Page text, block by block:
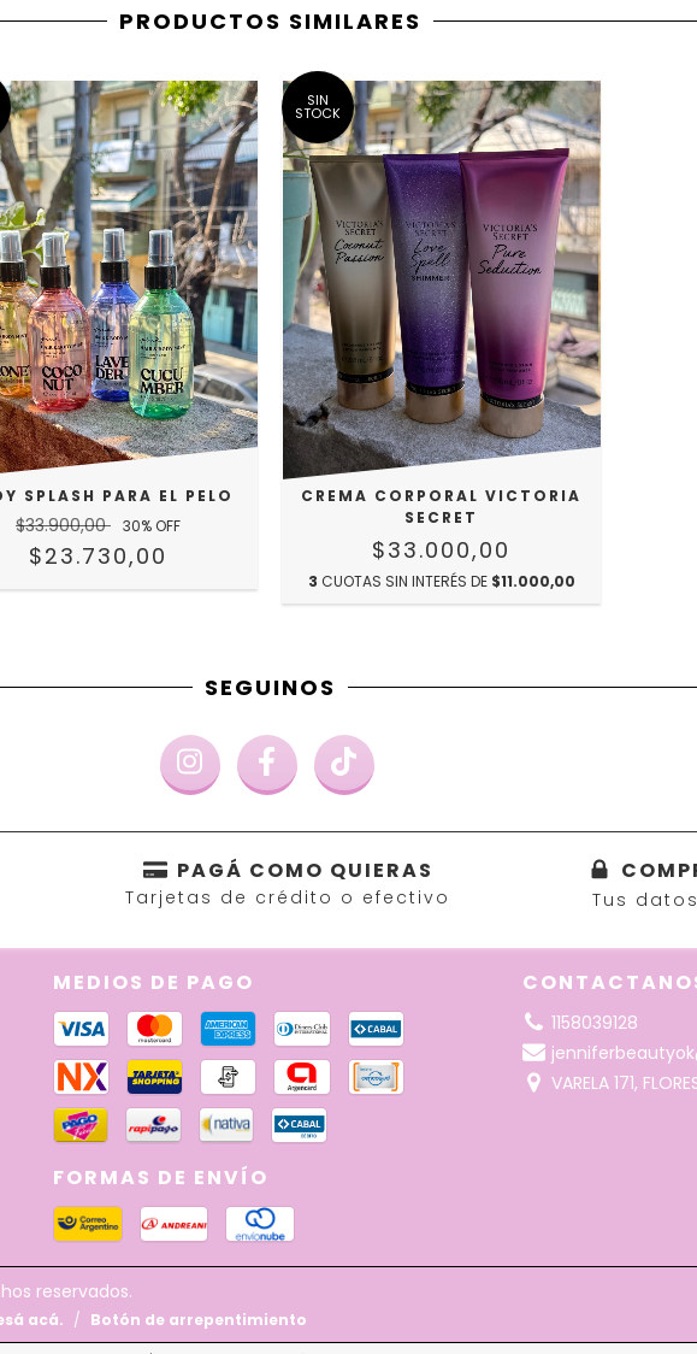
PRODUCTOS SIMILARES
SPLASH PARA EL PELO
$33.900,00 30% OFF
$23.730,00
SIN
STOCK
CREMA CORPORAL VICTORIA
SECRET
$33.000,00
3 CUOTAS SIN INTERÉS DE $11.000,00
SEGUINOS
PAGÁ COMO QUIERAS
Tarjetas de crédito o efectivo Tus
MEDIOS DE PAGO
FORMAS DE ENVÍO
1158039128
VARELA 171,
reservados.
acá. / Botón de arrepentimiento